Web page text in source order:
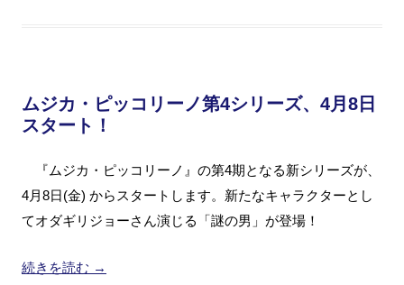
ムジカ・ピッコリーノ第4シリーズ、4月8日
スタート！
『ムジカ・ピッコリーノ』の第4期となる新シリーズが、
4月8日(金) からスタートします。新たなキャラクターとし
てオダギリジョーさん演じる「謎の男」が登場！
続きを読む →